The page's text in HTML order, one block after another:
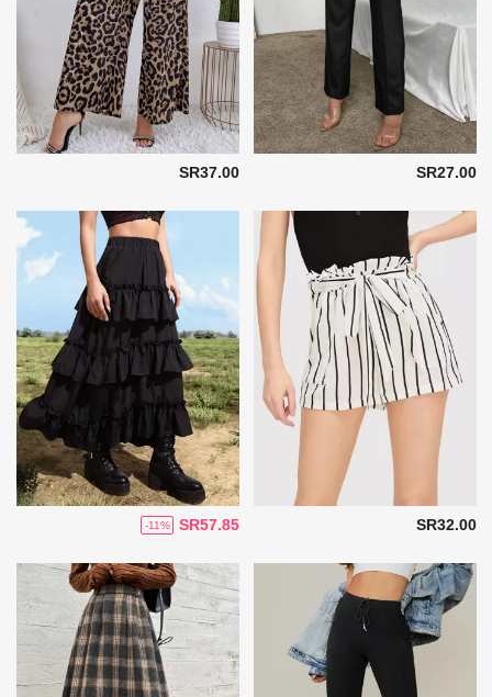
SR27.00
SR37.00
SR32.00
SR57.85
-11%